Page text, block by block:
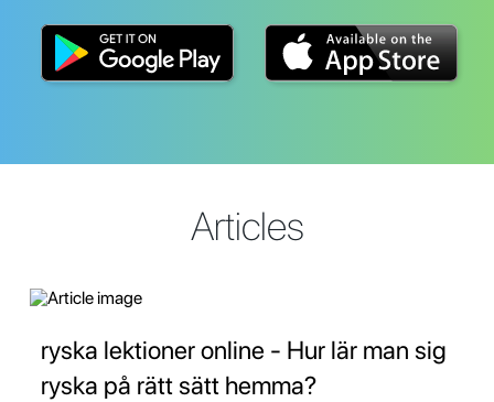
Articles
ryska lektioner online - Hur lär man sig
ryska på rätt sätt hemma?